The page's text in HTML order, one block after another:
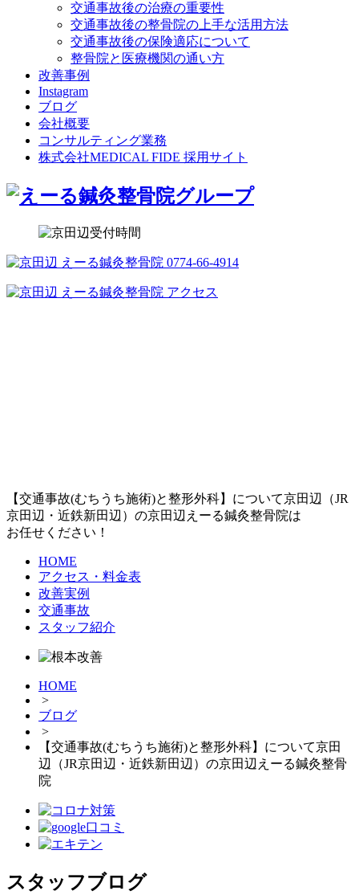
交通事故後の治療の重要性
交通事故後の整骨院の上手な活用方法
交通事故後の保険適応について
整骨院と医療機関の通い方
改善事例
Instagram
ブログ
会社概要
コンサルティング業務
株式会社MEDICAL FIDE 採用サイト
【交通事故(むちうち施術)と整形外科】について京田辺（JR
京田辺・近鉄新田辺）の京田辺えーる鍼灸整骨院は
お任せください！
HOME
アクセス・料金表
改善実例
交通事故
スタッフ紹介
HOME
>
ブログ
>
【交通事故(むちうち施術)と整形外科】について京田
辺（JR京田辺・近鉄新田辺）の京田辺えーる鍼灸整骨
院
スタッフブログ